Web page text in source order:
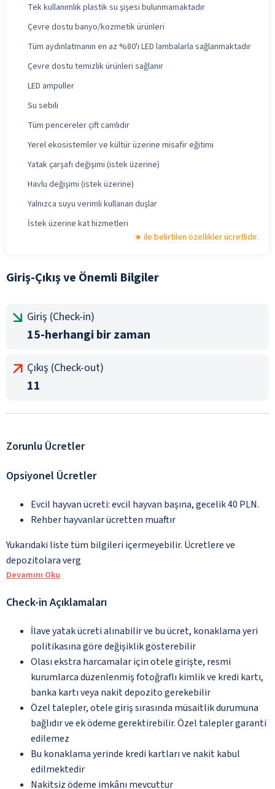
Tek kullanımlık plastik su şişesi bulunmamaktadır
Çevre dostu banyo/kozmetik ürünleri
Tüm aydınlatmanın en az %80'i LED lambalarla sağlanmaktadır
Çevre dostu temizlik ürünleri sağlanır
LED ampuller
Su sebili
Tüm pencereler çift camlıdır
Yerel ekosistemler ve kültür üzerine misafir eğitimi
Yatak çarşafı değişimi (istek üzerine)
Havlu değişimi (istek üzerine)
Yalnızca suyu verimli kullanan duşlar
İstek üzerine kat hizmetleri
ile belirtilen özellikler ücretlidir.
Giriş-Çıkış ve Önemli Bilgiler
Giriş (Check-in)
15-herhangi bir zaman
Çıkış (Check-out)
11
Zorunlu Ücretler
Opsiyonel Ücretler
Evcil hayvan ücreti: evcil hayvan başına, gecelik 40 PLN.
Rehber hayvanlar ücretten muaftır
Yukarıdaki liste tüm bilgileri içermeyebilir. Ücretlere ve
depozitolara verg
Devamını Oku
Check-in Açıklamaları
İlave yatak ücreti alınabilir ve bu ücret, konaklama yeri
politikasına göre değişiklik gösterebilir
Olası ekstra harcamalar için otele girişte, resmi
kurumlarca düzenlenmiş fotoğraflı kimlik ve kredi kartı,
banka kartı veya nakit depozito gerekebilir
Özel talepler, otele giriş sırasında müsaitlik durumuna
bağlıdır ve ek ödeme gerektirebilir. Özel talepler garanti
edilemez
Bu konaklama yerinde kredi kartları ve nakit kabul
edilmektedir
Nakitsiz ödeme imkânı mevcuttur